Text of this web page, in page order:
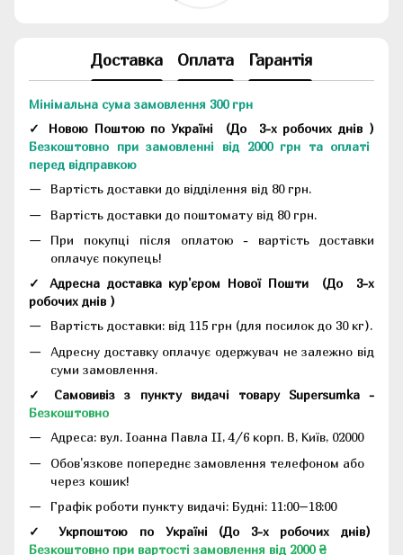
Доставка Оплата Гарантія
Мінімальна сума замовлення 300 грн
✓ Новою Поштою по Україні (До 3-х робочих днів )
Безкоштовно при замовленні від 2000 грн та оплаті
перед відправкою
Вартість доставки до відділення від 80 грн.
Вартість доставки до поштомату від 80 грн.
При покупці після оплатою - вартість доставки
оплачує покупець!
✓ Адресна доставка кур'єром Нової Пошти (До 3-х
робочих днів )
Вартість доставки: від 115 грн (для посилок до 30 кг).
Адресну доставку оплачує одержувач не залежно від
суми замовлення.
✓ Самовивіз з пункту видачі товару Supersumka -
Безкоштовно
Адреса: вул. Іоанна Павла II, 4/6 корп. В, Київ, 02000
Обов'язкове попереднє замовлення телефоном або
через кошик!
Графік роботи пункту видачі: Будні: 11:00–18:00
✓ Укрпоштою по Україні (До 3-х робочих днів)
Безкоштовно при вартості замовлення від 2000 ₴